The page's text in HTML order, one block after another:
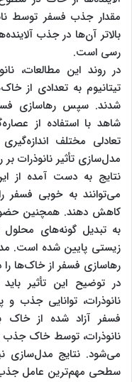
مقدار جذب فسفر توسط
بالاتر آن‌ها در جذب
رسی است.
در روند این مطالعات،
شدند. سپس رهاسازی
مدل‌سازی تأثیر نانوذرات
نتایج به دست آمده از
می‌توانند به خوبی
کاهش دهند. همچنین
به تبدیل گونه‌های
زیستی پایین شده است.
رهاسازی فسفر از خاک‌ها
در توضیح این تأثیر
نانوذرات، توانایی جذب
فسفر آزاد شده از
نانوذرات، توسط خاک جذب
می‌شود. نتایج مدل‌سازی
سطحی مهم‌ترین عامل